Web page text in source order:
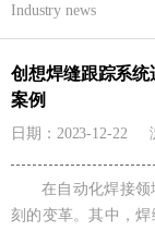
Industry news
创想焊缝跟踪系统
案例
日期：2023-12-22
在自动化焊接领
刻的变革。其中，